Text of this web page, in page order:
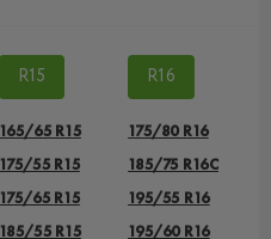
R15
165/65 R15
175/55 R15
175/65 R15
185/55 R15
R16
175/80 R16
185/75 R16C
195/55 R16
195/60 R16